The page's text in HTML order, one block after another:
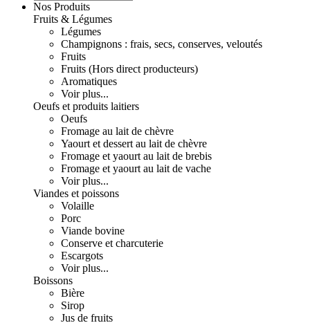
Nos Produits
Fruits & Légumes
Légumes
Champignons : frais, secs, conserves, veloutés
Fruits
Fruits (Hors direct producteurs)
Aromatiques
Voir plus...
Oeufs et produits laitiers
Oeufs
Fromage au lait de chèvre
Yaourt et dessert au lait de chèvre
Fromage et yaourt au lait de brebis
Fromage et yaourt au lait de vache
Voir plus...
Viandes et poissons
Volaille
Porc
Viande bovine
Conserve et charcuterie
Escargots
Voir plus...
Boissons
Bière
Sirop
Jus de fruits